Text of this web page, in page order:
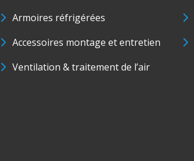
Armoires réfrigérées
Accessoires montage et entretien
Ventilation & traitement de l’air